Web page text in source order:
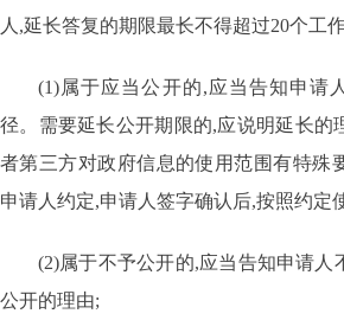
人,延长答复的期限最长不得超过20个工作
(1)属于应当公开的,应当告知申请
径。需要延长公开期限的,应说明延长的
者第三方对政府信息的使用范围有特殊
申请人约定,申请人签字确认后,按照约定
(2)属于不予公开的,应当告知申请人
公开的理由;